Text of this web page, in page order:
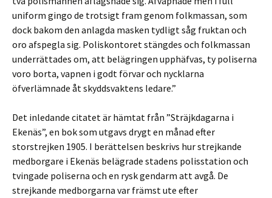
uniform gingo de trotsigt fram genom folkmassan, som
dock bakom den anlagda masken tydligt såg fruktan och
oro afspegla sig. Poliskontoret stängdes och folkmassan
underrättades om, att belägringen upphäfvas, ty poliserna
voro borta, vapnen i godt förvar och nycklarna
öfverlämnade åt skyddsvaktens ledare.”
Det inledande citatet är hämtat från ”Sträjkdagarna i
Ekenäs”, en bok som utgavs drygt en månad efter
storstrejken 1905. I berättelsen beskrivs hur strejkande
medborgare i Ekenäs belägrade stadens polisstation och
tvingade poliserna och en rysk gendarm att avgå. De
strejkande medborgarna var främst ute efter